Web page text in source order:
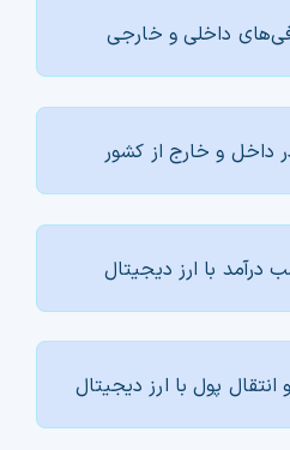
داخلی و خارجی
داخل و خارج از کشور
درآمد با ارز دیجیتال
پول با ارز دیجیتال